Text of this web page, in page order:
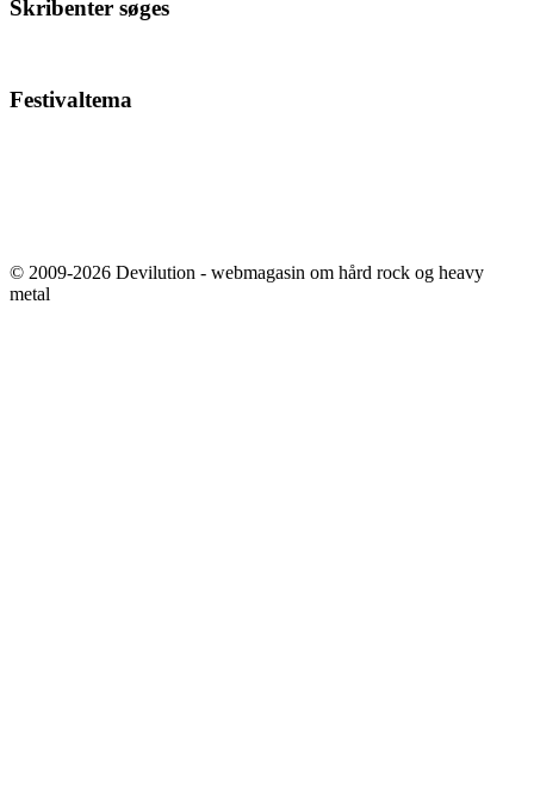
Skribenter søges
Festivaltema
© 2009-2026 Devilution - webmagasin om hård rock og heavy
metal